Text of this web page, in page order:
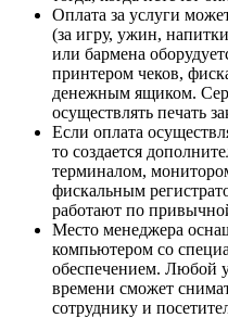
Оплата за услуги
(за игру, ужин,
или бармена
принтером чеков,
денежным ящиком.
осуществлять печать
Если оплата
то создается
терминалом,
фискальным
работают по
Место менеджера
компьютером со
обеспечением. Любой
времени сможет
сотруднику и